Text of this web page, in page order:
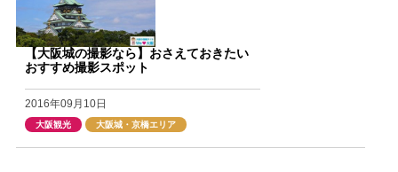
【大阪城の撮影なら】おさえておきたい
おすすめ撮影スポット
2016年09月10日
大阪観光 大阪城・京橋エリア